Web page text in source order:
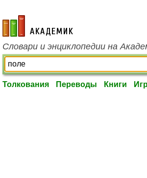
academic.ru
Словари и энциклопедии на
Толкования Переводы Книги